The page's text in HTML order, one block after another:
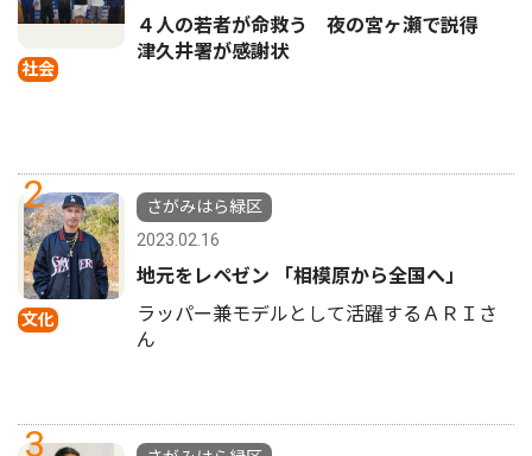
社会
４人の若者が命救う 夜の宮ヶ瀬で説得
津久井署が感謝状
2
文化
さがみはら緑区
2023.02.16
地元をレペゼン 「相模原から全国へ」
ラッパー兼モデルとして活躍するＡＲＩさ
ん
3